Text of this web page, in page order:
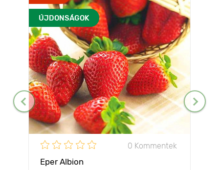
ÚJDONSÁGOK
0 Kommentek
Eper Albion